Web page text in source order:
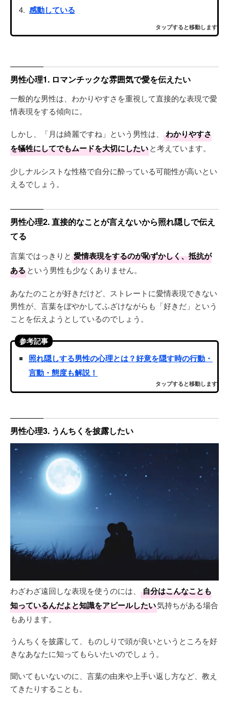
感動している
タップすると移動します
男性心理1. ロマンチックな雰囲気で愛を伝えたい
一般的な男性は、わかりやすさを重視して直接的な表現で愛
情表現をする傾向に。
しかし、「月は綺麗ですね」という男性は、
わかりやすさ
を犠牲にしてでもムードを大切にしたいと考えています。
少しナルシストな性格で自分に酔っている可能性が高いとい
えるでしょう。
男性心理2. 直接的なことが言えないから照れ隠しで伝え
てる
言葉ではっきりと 愛情表現をするのが恥ずかしく、抵抗が
あるという男性も少なくありません。
あなたのことが好きだけど、ストレートに愛情表現できない
男性が、言葉をぼやかしてふざけながらも「好きだ」という
ことを伝えようとしているのでしょう。
参考記事
照れ隠しする男性の心理とは？好意を隠す時の行動・
言動・態度も解説！
タップすると移動します
男性心理3. うんちくを披露したい
わざわざ遠回しな表現を使うのには、
自分はこんなことも
知っているんだよと知識をアピールしたい気持ちがある場合
もあります。
うんちくを披露して、ものしりで頭が良いというところを好
きなあなたに知ってもらいたいのでしょう。
聞いてもいないのに、言葉の由来や上手い返し方など、教え
てきたりすることも。